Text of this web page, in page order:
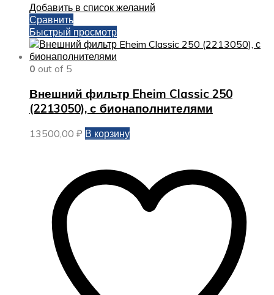
Добавить в список желаний
Сравнить
Быстрый просмотр
0 out of 5
Внешний фильтр Eheim Classic 250
(2213050), с бионаполнителями
13500,00 ₽ В корзину